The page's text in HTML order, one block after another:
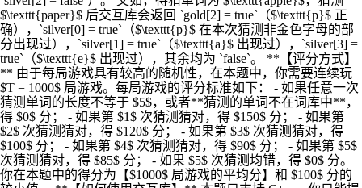
$\texttt{paper}$ 后交互库会返回 `gold[2] = true`（$\texttt{p}$ 正
确），`silver[0] = true`（$\texttt{p}$ 在本次猜测非金色字母的部
分出现过），`silver[1] = true`（$\texttt{a}$ 出现过），`silver[3] =
true`（$\texttt{e}$ 出现过），其余均为 `false`。 **【评分方式】
** 由于每局游戏具有较高的随机性，在本题中，你需要连续玩
$T = 1000$ 局游戏。每局游戏的评分标准如下： - 如果任意一次
猜测单词的长度不等于 $5$，或者**猜测的单词不在词库中**，
得 $0$ 分； - 如果第 $1$ 次猜测猜对，得 $150$ 分； - 如果第
$2$ 次猜测猜对，得 $120$ 分； - 如果第 $3$ 次猜测猜对，得
$100$ 分； - 如果第 $4$ 次猜测猜对，得 $90$ 分； - 如果第 $5$
次猜测猜对，得 $85$ 分； - 如果 $5$ 次猜测均错，得 $0$ 分。
你在本题中的得分为【$1000$ 局游戏的平均分】和 $100$ 分的